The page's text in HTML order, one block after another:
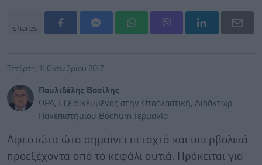
shares
Τετάρτη, 11 Οκτωβρίου 2017
Παυλιδέλης Βασίλης
ΩΡΛ, Εξειδικευμένος στην Ωτοπλαστική, Διδάκτωρ
Πανεπιστημίου Bochum Γερμανία
Aφεστώτα ώτα σημαίνει πεταχτά και υπερβολικά
προεξέχοντα από το κεφάλι αυτιά. Πρόκειται για